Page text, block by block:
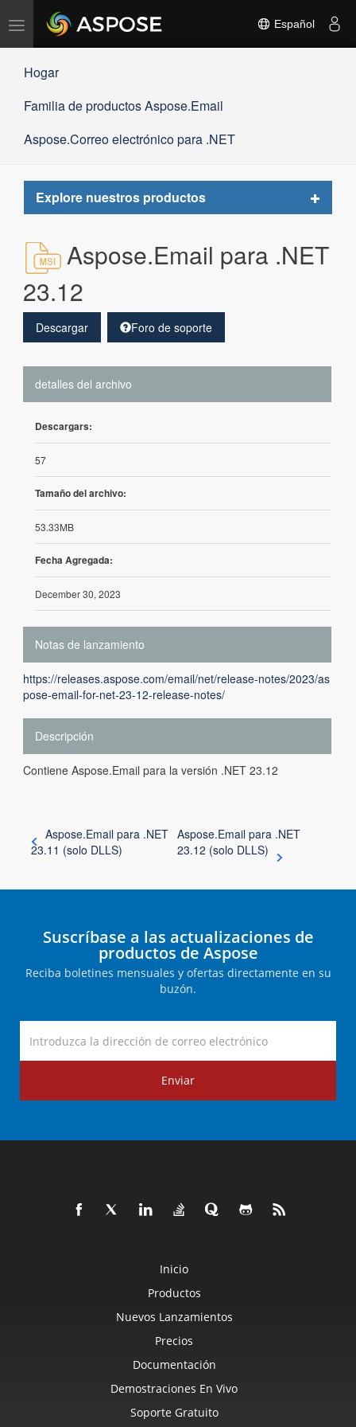
Alternar
navegación
Español
Hogar
Familia de productos Aspose.Email
Aspose.Correo electrónico para .NET
Explore nuestros productos
Toggle
Aspose.Email para .NET
23.12
Descargar Foro de soporte
detalles del archivo
Descargars:
57
Tamaño del archivo:
53.33MB
Fecha Agregada:
December 30, 2023
Notas de lanzamiento
https://releases.aspose.com/email/net/release-notes/2023/as
pose-email-for-net-23-12-release-notes/
Descripción
Contiene Aspose.Email para la versión .NET 23.12
Aspose.Email para .NET
23.11 (solo DLLS)
Aspose.Email para .NET
23.12 (solo DLLS)
Suscríbase a las actualizaciones de
productos de Aspose
Reciba boletines mensuales y ofertas directamente en su
buzón.
Enviar
Inicio
Productos
Nuevos Lanzamientos
Precios
Documentación
Demostraciones En Vivo
Soporte Gratuito